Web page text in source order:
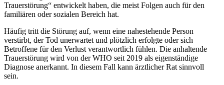
Trauerstörung“ entwickelt haben, die meist Folgen auch für den
familiären oder sozialen Bereich hat.
Häufig tritt die Störung auf, wenn eine nahestehende Person
verstirbt, der Tod unerwartet und plötzlich erfolgte oder sich
Betroffene für den Verlust verantwortlich fühlen. Die anhaltende
Trauerstörung wird von der WHO seit 2019 als eigenständige
Diagnose anerkannt. In diesem Fall kann ärztlicher Rat sinnvoll
sein.